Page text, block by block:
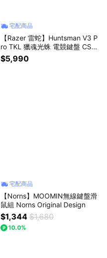
宅配商品
【Razer 雷蛇】Huntsman V3 P
ro TKL 獵魂光蛛 電競鍵盤 CS2
聯名
$5,990
宅配商品
【Norns】MOOMIN無線鍵盤滑
鼠組 Norns Original Design
$1,344 $1,680
10.0%